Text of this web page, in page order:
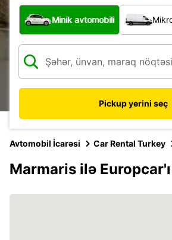
Hansı növ nəqliyyat vasitəsi?
Minik avtomobili
Pickup yerini seç
Avtomobil İcarəsi Car Rental Turkey
Marmaris ilə